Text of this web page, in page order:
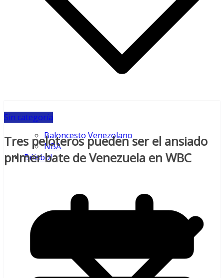
Baloncesto Venezolano
NBA
Béisbol
Sin categoría
Tres peloteros pueden ser el ansiado
primer bate de Venezuela en WBC